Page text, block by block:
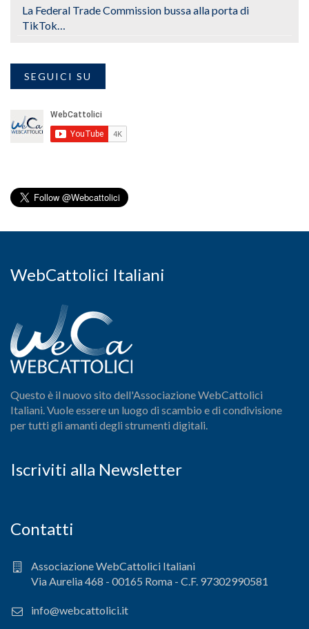
La Federal Trade Commission bussa alla porta di
TikTok…
SEGUICI SU
WebCattolici Italiani
Questo è il nuovo sito dell'Associazione WebCattolici
Italiani. Vuole essere un luogo di scambio e di condivisione
per tutti gli amanti degli strumenti digitali.
Iscriviti alla Newsletter
Contatti
Associazione WebCattolici Italiani
Via Aurelia 468 - 00165 Roma - C.F. 97302990581
info@webcattolici.it